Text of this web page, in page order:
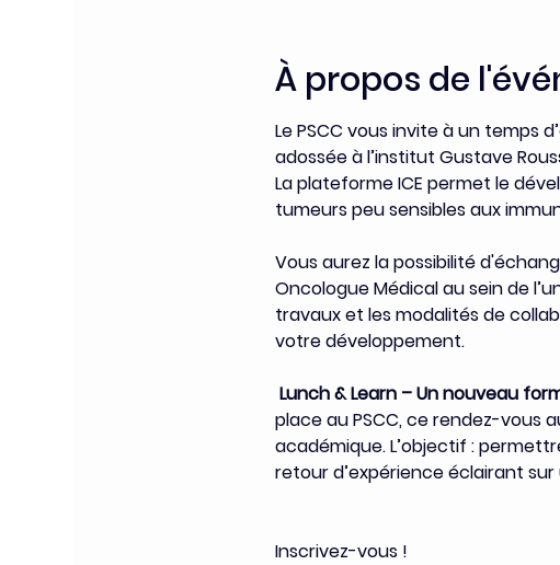
À propos de
Le PSCC vous invite à un temps
adossée à l’institut Gustave
La plateforme ICE permet le
tumeurs peu sensibles aux
Vous aurez la possibilité
Oncologue Médical au sein de
travaux et les modalités de
votre développement.
Lunch & Learn – Un nouveau
place au PSCC, ce rendez-vous
académique. L’objectif :
retour d’expérience éclairant
Inscrivez-vous !